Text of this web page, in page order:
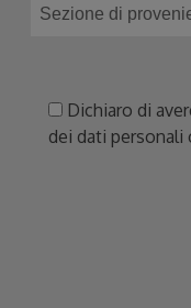
Dichiaro di
dei dati personali